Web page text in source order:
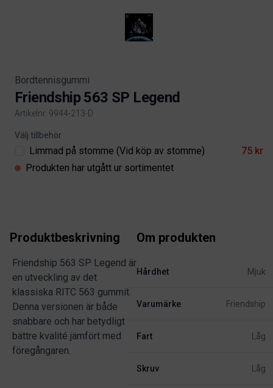
Bordtennisgummi
Friendship 563 SP Legend
Artikelnr. 9944-213-D
Product information
Välj tillbehör
Limmad på stomme (Vid köp av stomme)
75 kr
Produkten har utgått ur sortimentet
Produktbeskrivning
Friendship 563 SP Legend är
en utveckling av det
klassiska RITC 563 gummit.
Denna versionen är både
snabbare och har betydligt
bättre kvalité jämfört med
föregångaren.
Om produkten
Hårdhet Mjuk
Varumärke Friendship
Fart Låg
Skruv Låg